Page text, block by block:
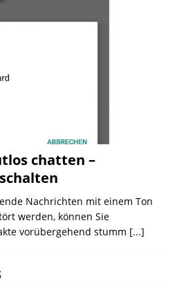
chatten –
Nachrichten mit einem Ton
werden, können Sie
vorübergehend stumm [...]